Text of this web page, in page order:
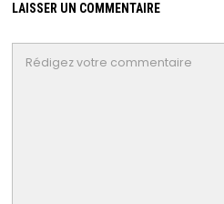
LAISSER UN COMMENTAIRE